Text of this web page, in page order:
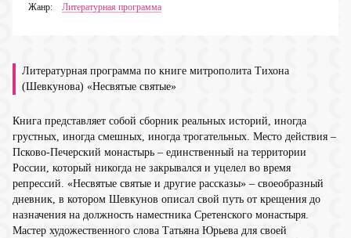
Жанр: Литературная программа
Литературная программа по книге митрополита Тихона
(Шевкунова) «Несвятые святые»
Книга представляет собой сборник реальных историй, иногда
грустных, иногда смешных, иногда трогательных. Место действия –
Псково-Печерский монастырь – единственный на территории
России, который никогда не закрывался и уцелел во время
репрессий. «Несвятые святые и другие рассказы» – своеобразный
дневник, в котором Шевкунов описал свой путь от крещения до
назначения на должность наместника Сретенского монастыря.
Мастер художественного слова Татьяна Юрьева для своей